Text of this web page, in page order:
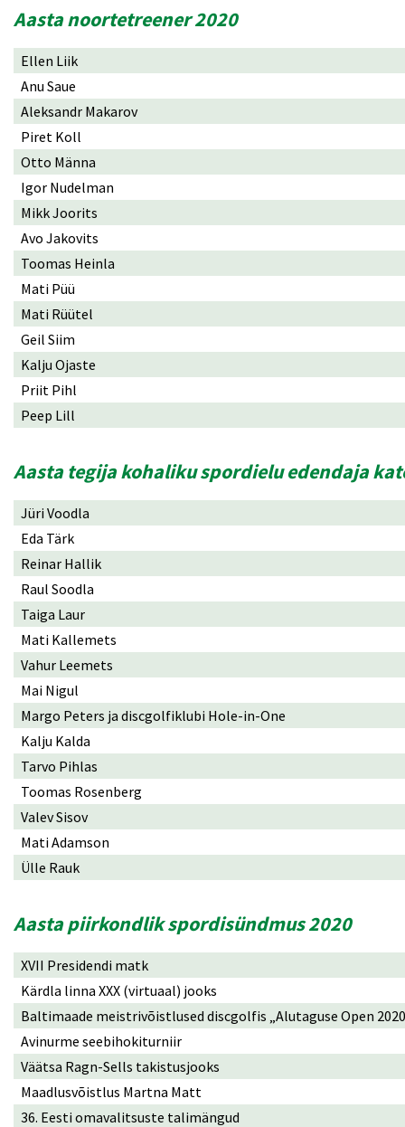
Aasta noortetreener 2020
Ellen Liik
Anu Saue
Aleksandr Makarov
Piret Koll
Otto Männa
Igor Nudelman
Mikk Joorits
Avo Jakovits
Toomas Heinla
Mati Püü
Mati Rüütel
Geil Siim
Kalju Ojaste
Priit Pihl
Peep Lill
Aasta tegija kohaliku spordielu edendaja
Jüri Voodla
Eda Tärk
Reinar Hallik
Raul Soodla
Taiga Laur
Mati Kallemets
Vahur Leemets
Mai Nigul
Margo Peters ja discgolfiklubi Hole-in-One
Kalju Kalda
Tarvo Pihlas
Toomas Rosenberg
Valev Sisov
Mati Adamson
Ülle Rauk
Aasta piirkondlik spordisündmus 2020
XVII Presidendi matk
Kärdla linna XXX (virtuaal) jooks
Baltimaade meistrivõistlused discgolfis „Alutaguse Open
Avinurme seebihokiturniir
Väätsa Ragn-Sells takistusjooks
Maadlusvõistlus Martna Matt
36. Eesti omavalitsuste talimängud